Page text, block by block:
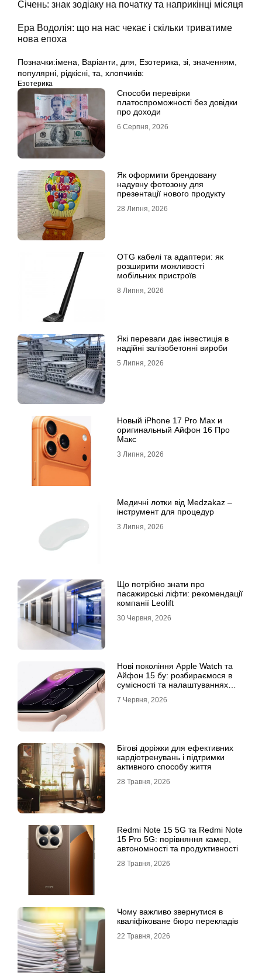
Січень: знак зодіаку на початку та наприкінці місяця
Ера Водолія: що на нас чекає і скільки триватиме
нова епоха
Позначки:імена, Варіанти, для, Езотерика, зі, значенням,
популярні, рідкісні, та, хлопчиків:
Езотерика
Способи перевірки
платоспроможності без довідки
про доходи
6 Серпня, 2026
Як оформити брендовану
надувну фотозону для
презентації нового продукту
28 Липня, 2026
OTG кабелі та адаптери: як
розширити можливості
мобільних пристроїв
8 Липня, 2026
Які переваги дає інвестиція в
надійні залізобетонні вироби
5 Липня, 2026
Новый iPhone 17 Pro Max и
оригинальный Айфон 16 Про
Макс
3 Липня, 2026
Медичні лотки від Medzakaz –
інструмент для процедур
3 Липня, 2026
Що потрібно знати про
пасажирські ліфти: рекомендації
компанії Leolift
30 Червня, 2026
Нові покоління Apple Watch та
Айфон 15 бу: розбираємося в
сумісності та налаштуваннях
7 Червня, 2026
Бігові доріжки для ефективних
кардіотренувань і підтримки
активного способу життя
28 Травня, 2026
Redmi Note 15 5G та Redmi Note
15 Pro 5G: порівняння камер,
автономності та продуктивності
28 Травня, 2026
Чому важливо звернутися в
кваліфіковане бюро перекладів
22 Травня, 2026